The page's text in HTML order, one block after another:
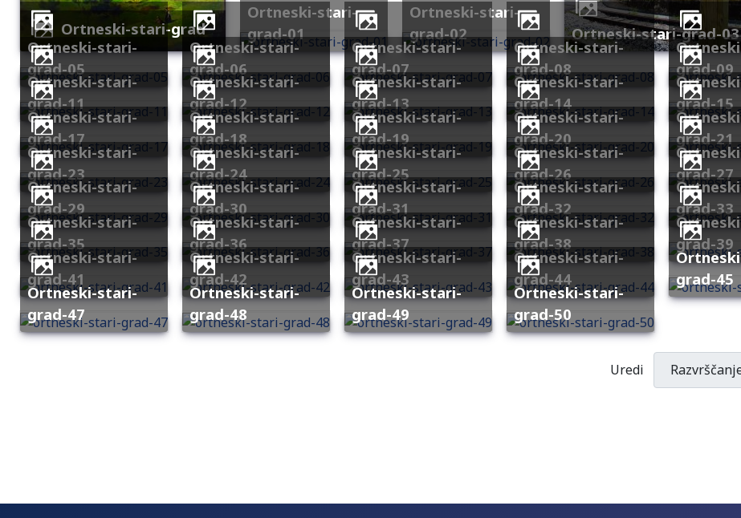
ortneski-stari-grad
ortneski-stari-
grad-01
ortneski-stari-
grad-02
ortneski-stari-grad-03
ortneski-stari-
grad-05
ortneski-stari-
grad-06
ortneski-stari-
grad-07
ortneski-stari-
grad-08
ortneski-stari-
grad-09
ortneski-stari-
grad-11
ortneski-stari-
grad-12
ortneski-stari-
grad-13
ortneski-stari-
grad-14
ortneski-stari-
grad-15
ortneski-stari-
grad-17
ortneski-stari-
grad-18
ortneski-stari-
grad-19
ortneski-stari-
grad-20
ortneski-stari-
grad-21
ortneski-stari-
grad-23
ortneski-stari-
grad-24
ortneski-stari-
grad-25
ortneski-stari-
grad-26
ortneski-stari-
grad-27
ortneski-stari-
grad-29
ortneski-stari-
grad-30
ortneski-stari-
grad-31
ortneski-stari-
grad-32
ortneski-stari-
grad-33
ortneski-stari-
grad-35
ortneski-stari-
grad-36
ortneski-stari-
grad-37
ortneski-stari-
grad-38
ortneski-stari-
grad-39
ortneski-stari-
grad-41
ortneski-stari-
grad-42
ortneski-stari-
grad-43
ortneski-stari-
grad-44
ortneski-stari-
grad-45
ortneski-stari-
grad-47
ortneski-stari-
grad-48
ortneski-stari-
grad-49
ortneski-stari-
grad-50
Uredi